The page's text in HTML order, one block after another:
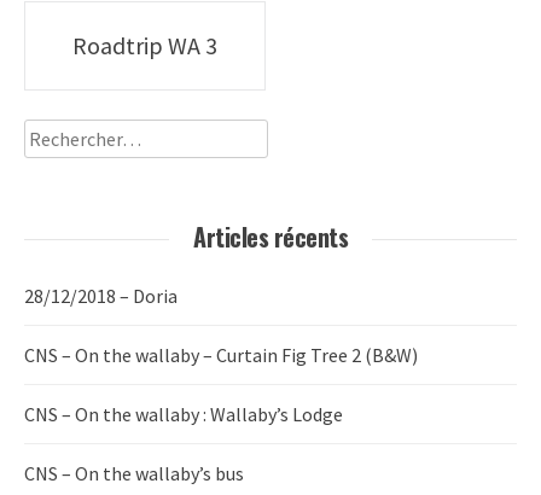
Poste
navigation
Roadtrip WA 3
Rechercher :
Articles récents
28/12/2018 – Doria
CNS – On the wallaby – Curtain Fig Tree 2 (B&W)
CNS – On the wallaby : Wallaby’s Lodge
CNS – On the wallaby’s bus